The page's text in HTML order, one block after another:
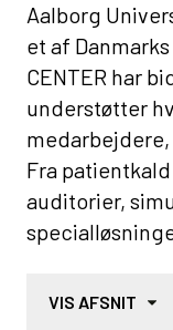
Aalborg
et af
CENTER har
understøtter
Fra
auditorier,
VIS AFSNIT